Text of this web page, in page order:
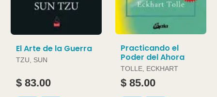
El Arte de la Guerra
TZU, SUN
$ 83.00
Practicando el
Poder del Ahora
TOLLE, ECKHART
$ 85.00